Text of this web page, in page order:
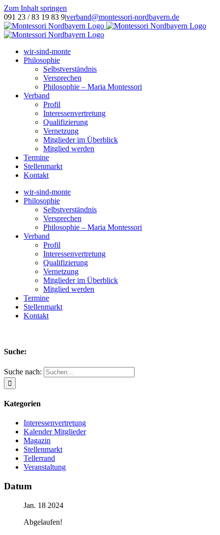
Zum Inhalt springen
091 23 / 83 19 83 9|verband@montessori-nordbayern.de
wir-sind-monte
Philosophie
Selbstverständnis
Versprechen
Philosophie – Maria Montessori
Verband
Profil
Interessenvertretung
Qualifizierung
Vernetzung
Mitglieder im Überblick
Mitglied werden
Termine
Stellenmarkt
Kontakt
wir-sind-monte
Philosophie
Selbstverständnis
Versprechen
Philosophie – Maria Montessori
Verband
Profil
Interessenvertretung
Qualifizierung
Vernetzung
Mitglieder im Überblick
Mitglied werden
Termine
Stellenmarkt
Kontakt
Suche:
Suche nach:
Kategorien
Interessenvertretung
Kalender Mitglieder
Magazin
Stellenmarkt
Tellerrand
Veranstaltung
Datum
Jan. 18 2024
Abgelaufen!